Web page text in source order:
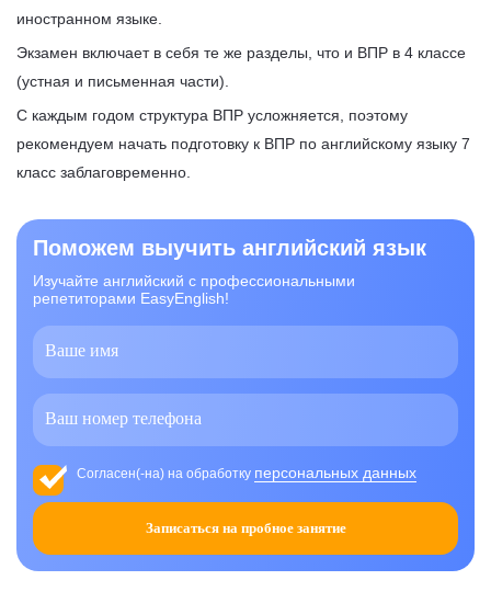
иностранном языке.
Экзамен включает в себя те же разделы, что и ВПР в 4 классе
(устная и письменная части).
С каждым годом структура ВПР усложняется, поэтому
рекомендуем начать подготовку к ВПР по английскому языку 7
класс заблаговременно.
Поможем выучить английский язык
Изучайте английский с профессиональными
репетиторами EasyEnglish!
Согласен(-на) на обработку персональных данных
Записаться на пробное занятие